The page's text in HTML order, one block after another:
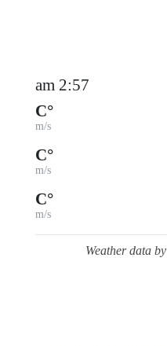
2:57 am
°C
m/s
°C
m/s
°C
m/s
Weather data by